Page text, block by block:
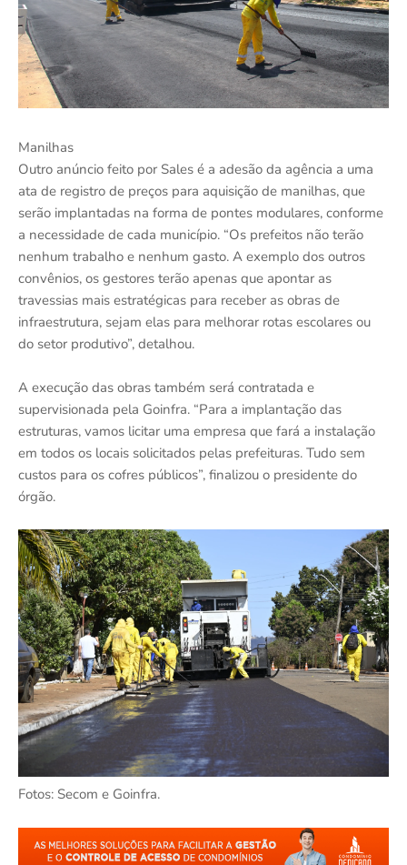
Manilhas
Outro anúncio feito por Sales é a adesão da agência a uma
ata de registro de preços para aquisição de manilhas, que
serão implantadas na forma de pontes modulares, conforme
a necessidade de cada município. “Os prefeitos não terão
nenhum trabalho e nenhum gasto. A exemplo dos outros
convênios, os gestores terão apenas que apontar as
travessias mais estratégicas para receber as obras de
infraestrutura, sejam elas para melhorar rotas escolares ou
do setor produtivo”, detalhou.
A execução das obras também será contratada e
supervisionada pela Goinfra. “Para a implantação das
estruturas, vamos licitar uma empresa que fará a instalação
em todos os locais solicitados pelas prefeituras. Tudo sem
custos para os cofres públicos”, finalizou o presidente do
órgão.
Fotos: Secom e Goinfra.